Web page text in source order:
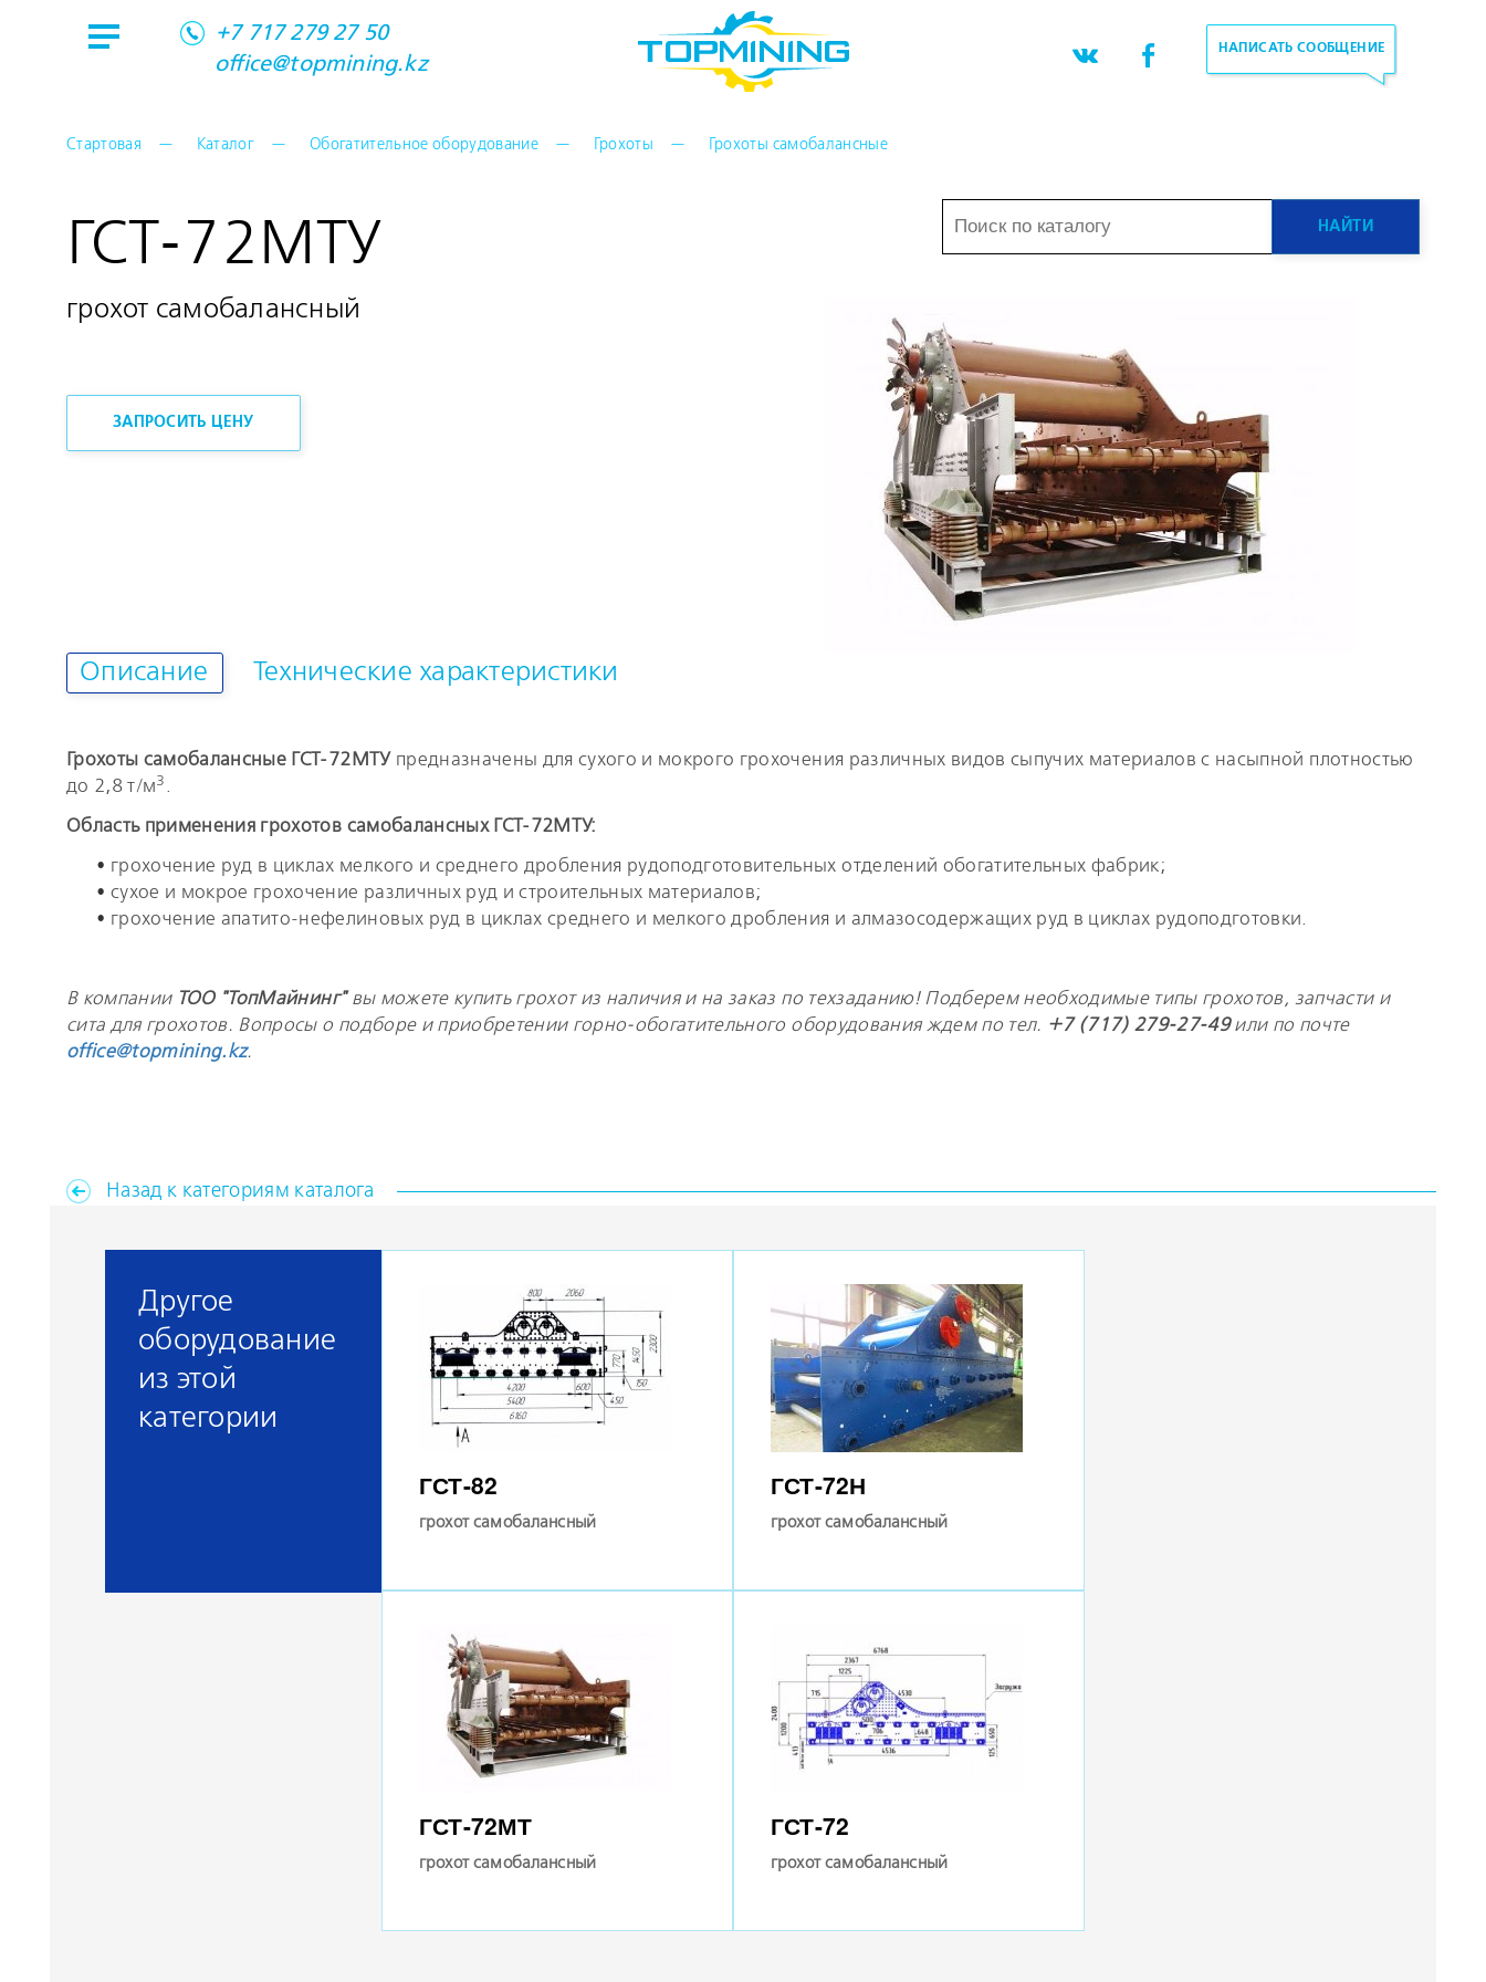
+7 717 279 27 50
office@topmining.kz
НАПИСАТЬ СООБЩЕНИЕ
Стартовая Каталог Обогатительное оборудование Грохоты Грохоты самобалансные
ГСТ-72МТУ
грохот самобалансный
ЗАПРОСИТЬ ЦЕНУ
Описание Технические характеристики
Грохоты самобалансные ГСТ-72МТУ предназначены для сухого и мокрого грохочения различных видов сыпучих материалов с насыпной плотностью
до 2,8 т/м3 .
Область применения грохотов самобалансных ГСТ-72МТУ:
грохочение руд в циклах мелкого и среднего дробления рудоподготовительных отделений обогатительных фабрик;
сухое и мокрое грохочение различных руд и строительных материалов;
грохочение апатито-нефелиновых руд в циклах среднего и мелкого дробления и алмазосодержащих руд в циклах рудоподготовки.
В компанииТОО "ТопМайнинг"вы можете купить грохот из наличия и на заказ по техзаданию! Подберем необходимые типы грохотов, запчасти и
сита для грохотов. Вопросы о подборе и приобретении горно-обогатительного оборудования ждем по тел. +7 (717) 279-27-49или по почте
office@topmining.kz.
Назад к категориям каталога
Другое
оборудование
из этой
категории
ГСТ-82
грохот самобалансный
ГСТ-72Н
грохот самобалансный
ГСТ-72МТ
грохот самобалансный
ГСТ-72
грохот самобалансный